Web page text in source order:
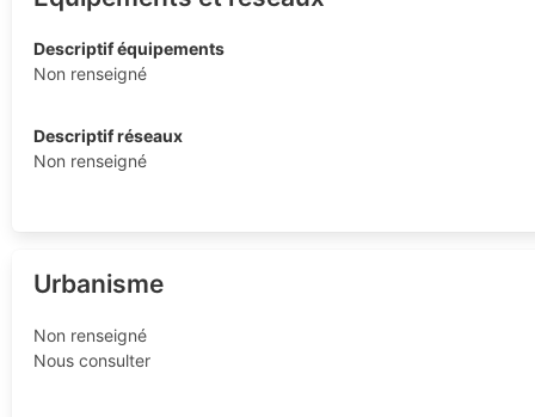
Descriptif équipements
Non renseigné
Descriptif réseaux
Non renseigné
Urbanisme
Non renseigné
Nous consulter